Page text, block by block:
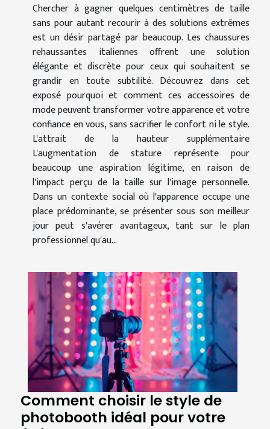
Chercher à gagner quelques centimètres de taille
sans pour autant recourir à des solutions extrêmes
est un désir partagé par beaucoup. Les chaussures
rehaussantes italiennes offrent une solution
élégante et discrète pour ceux qui souhaitent se
grandir en toute subtilité. Découvrez dans cet
exposé pourquoi et comment ces accessoires de
mode peuvent transformer votre apparence et votre
confiance en vous, sans sacrifier le confort ni le style.
L'attrait de la hauteur supplémentaire
L'augmentation de stature représente pour
beaucoup une aspiration légitime, en raison de
l'impact perçu de la taille sur l'image personnelle.
Dans un contexte social où l'apparence occupe une
place prédominante, se présenter sous son meilleur
jour peut s'avérer avantageux, tant sur le plan
professionnel qu'au...
Comment choisir le style de
photobooth idéal pour votre